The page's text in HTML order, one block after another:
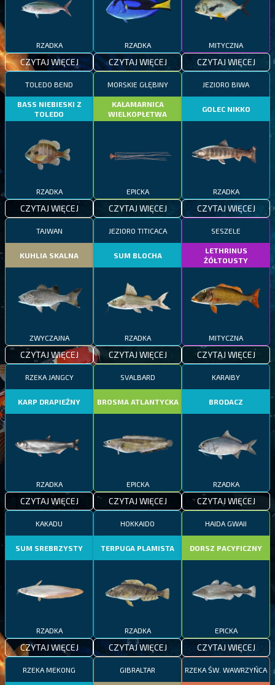
RZADKA
CZYTAJ WIĘCEJ
RZADKA
CZYTAJ WIĘCEJ
MITYCZNA
CZYTAJ WIĘCEJ
TOLEDO BEND
BASS NIEBIESKI Z
TOLEDO
RZADKA
CZYTAJ WIĘCEJ
MORSKIE GŁĘBINY
KAŁAMARNICA
WIELKOPŁETWA
EPICKA
CZYTAJ WIĘCEJ
JEZIORO BIWA
GOLEC NIKKO
RZADKA
CZYTAJ WIĘCEJ
TAJWAN
KUHLIA SKALNA
ZWYCZAJNA
CZYTAJ WIĘCEJ
JEZIORO TITICACA
SUM BLOCHA
RZADKA
CZYTAJ WIĘCEJ
SESZELE
LETHRINUS
ŻÓŁTOUSTY
MITYCZNA
CZYTAJ WIĘCEJ
RZEKA JANGCY
KARP DRAPIEŻNY
RZADKA
CZYTAJ WIĘCEJ
SVALBARD
BROSMA ATLANTYCKA
EPICKA
CZYTAJ WIĘCEJ
KARAIBY
BRODACZ
RZADKA
CZYTAJ WIĘCEJ
KAKADU
SUM SREBRZYSTY
RZADKA
CZYTAJ WIĘCEJ
HOKKAIDO
TERPUGA PLAMISTA
RZADKA
CZYTAJ WIĘCEJ
HAIDA GWAII
DORSZ PACYFICZNY
EPICKA
CZYTAJ WIĘCEJ
RZEKA MEKONG GIBRALTAR RZEKA ŚW. WAWRZYŃCA